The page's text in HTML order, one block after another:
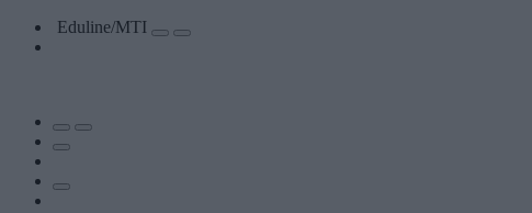
Eduline/MTI